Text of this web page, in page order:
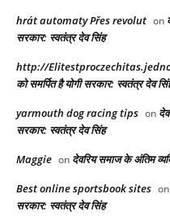
hrát automaty Přes revolut on
सरकार: स्वतंत्र देव सिंह
http://
को समर्पित है योगी सरकार: स्वतंत्र देव
yarmouth dog racing tips​ on
सरकार: स्वतंत्र देव सिंह
Maggie on देवरिय समाज के अंतिम
Best online sportsbook sites on
सरकार: स्वतंत्र देव सिंह